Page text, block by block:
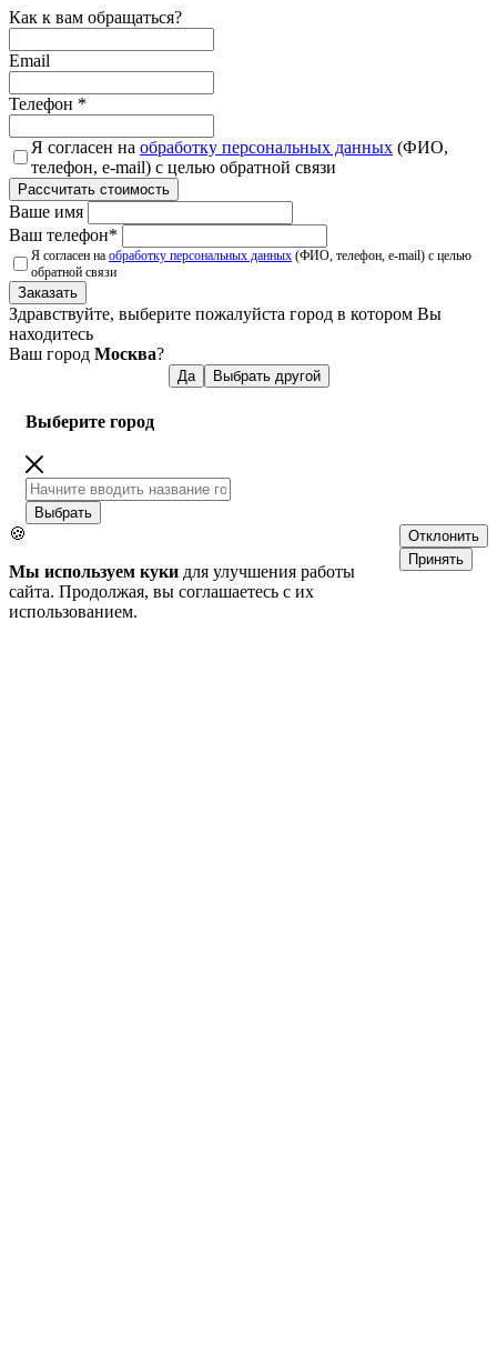
Как к вам обращаться?
Email
Телефон *
Я согласен на обработку персональных данных (ФИО,
телефон, e-mail) с целью обратной связи
Рассчитать стоимость
Ваше имя
Ваш телефон*
Я согласен на обработку персональных данных (ФИО, телефон, e-mail) с целью
обратной связи
Заказать
Здравствуйте, выберите пожалуйста город в котором Вы
находитесь
Ваш город Москва?
Да Выбрать другой
Выберите город
Выбрать
🍪
Мы используем куки для улучшения работы
сайта. Продолжая, вы соглашаетесь с их
использованием.
Отклонить
Принять